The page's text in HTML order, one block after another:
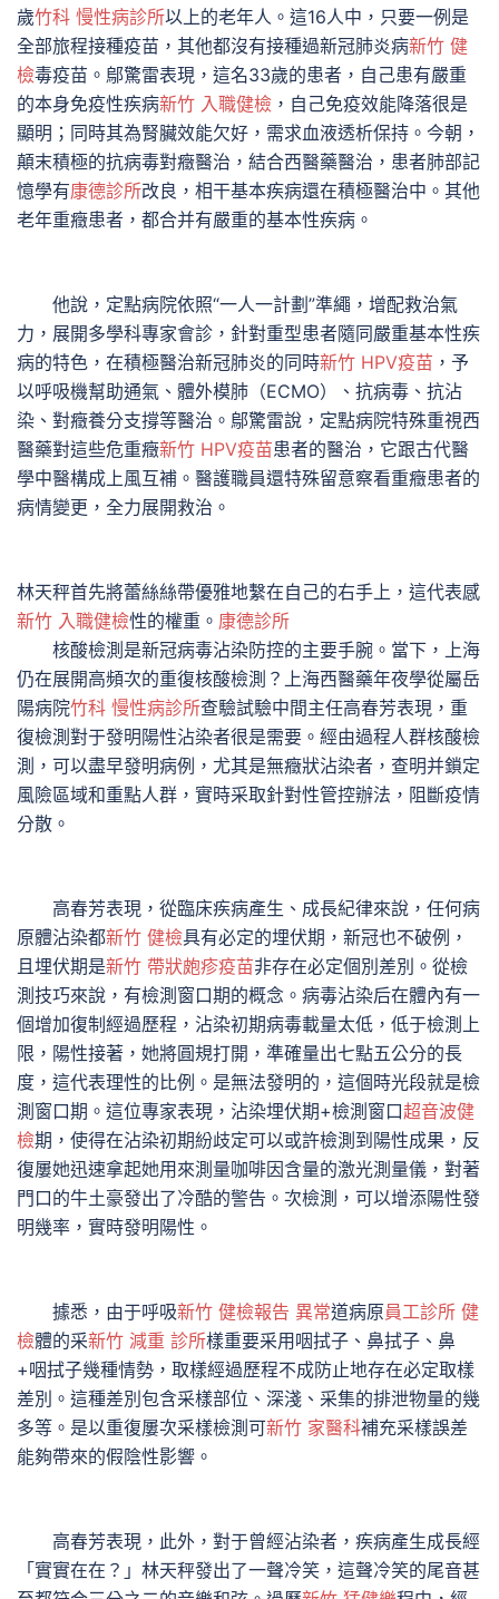
歲竹科 慢性病診所以上的老年人。這16人中，只要一例是
全部旅程接種疫苗，其他都沒有接種過新冠肺炎病新竹 健
檢毒疫苗。鄔驚雷表現，這名33歲的患者，自己患有嚴重
的本身免疫性疾病新竹 入職健檢 ，自己免疫效能降落很是
顯明；同時其為腎臟效能欠好，需求血液透析保持。今朝，
顛末積極的抗病毒對癥醫治，結合西醫藥醫治，患者肺部記
憶學有康德診所改良，相干基本疾病還在積極醫治中。其他
老年重癥患者，都合并有嚴重的基本性疾病。
他說，定點病院依照“一人一計劃”準繩，增配救治氣
力，展開多學科專家會診，針對重型患者隨同嚴重基本性疾
病的特色，在積極醫治新冠肺炎的同時新竹 HPV疫苗 ，予
以呼吸機幫助通氣、體外模肺（ECMO）、抗病毒、抗沾
染、對癥養分支撐等醫治。鄔驚雷說，定點病院特殊重視西
醫藥對這些危重癥新竹 HPV疫苗患者的醫治，它跟古代醫
學中醫構成上風互補。醫護職員還特殊留意察看重癥患者的
病情變更，全力展開救治。
林天秤首先將蕾絲絲帶優雅地繫在自己的右手上，這代表感
新竹 入職健檢性的權重。 康德診所
核酸檢測是新冠病毒沾染防控的主要手腕。當下，上海
仍在展開高頻次的重復核酸檢測？上海西醫藥年夜學從屬岳
陽病院竹科 慢性病診所查驗試驗中間主任高春芳表現，重
復檢測對于發明陽性沾染者很是需要。經由過程人群核酸檢
測，可以盡早發明病例，尤其是無癥狀沾染者，查明并鎖定
風險區域和重點人群，實時采取針對性管控辦法，阻斷疫情
分散。
高春芳表現，從臨床疾病產生、成長紀律來說，任何病
原體沾染都新竹 健檢具有必定的埋伏期，新冠也不破例，
且埋伏期是新竹 帶狀皰疹疫苗非存在必定個別差別。從檢
測技巧來說，有檢測窗口期的概念。病毒沾染后在體內有一
個增加復制經過歷程，沾染初期病毒載量太低，低于檢測上
限，陽性接著，她將圓規打開，準確量出七點五公分的長
度，這代表理性的比例。是無法發明的，這個時光段就是檢
測窗口期。這位專家表現，沾染埋伏期+檢測窗口超音波健
檢期，使得在沾染初期紛歧定可以或許檢測到陽性成果，反
復屢她迅速拿起她用來測量咖啡因含量的激光測量儀，對著
門口的牛土豪發出了冷酷的警告。次檢測，可以增添陽性發
明幾率，實時發明陽性。
據悉，由于呼吸新竹 健檢報告 異常道病原員工診所 健
檢體的采新竹 減重 診所樣重要采用咽拭子、鼻拭子、鼻
+咽拭子幾種情勢，取樣經過歷程不成防止地存在必定取樣
差別。這種差別包含采樣部位、深淺、采集的排泄物量的幾
多等。是以重復屢次采樣檢測可新竹 家醫科補充采樣誤差
能夠帶來的假陰性影響。
高春芳表現，此外，對于曾經沾染者，疾病產生成長經
「實實在在？」林天秤發出了一聲冷笑，這聲冷笑的尾音甚